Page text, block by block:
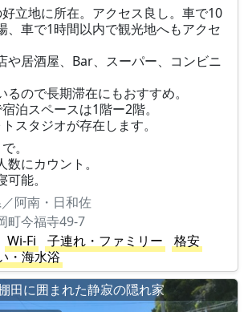
立地に所在。アクセス良し。車で10
、車で1時間以内で観光地へもアクセ
や居酒屋、Bar、スーパー、コンビニ
ので長期滞在にもおすすめ。
泊スペースは1階ー2階。
スタジオが存在します。
。
にカウント。
能。
阿南・日和佐
町今福寺49-7
Wi-Fi 子連れ・ファミリー
格安
・海水浴
田に囲まれた静寂の隠れ家